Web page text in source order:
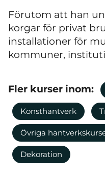
Förutom att han
korgar för privat
installationer för
kommuner,
Fler kurser inom:
Konsthantverk
Övriga
Dekoration